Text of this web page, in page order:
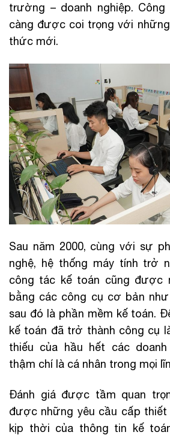
trường – doanh nghiệp.
càng được coi trọng với
thức mới.
Sau năm 2000, cùng với sự
nghệ, hệ thống máy tính trở
công tác kế toán cũng được
bằng các công cụ cơ bản
sau đó là phần mềm kế toán.
kế toán đã trở thành công cụ
thiếu của hầu hết các
thậm chí là cá nhân trong mọi
Đánh giá được tầm quan
được những yêu cầu cấp thiết
kịp thời của thông tin kế